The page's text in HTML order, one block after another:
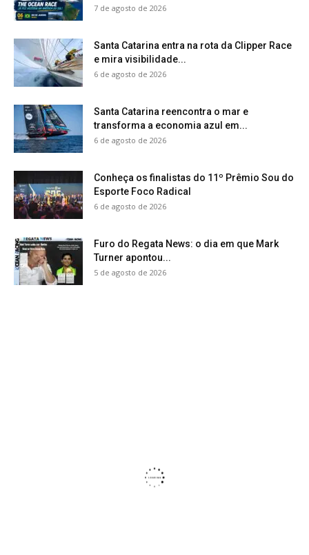
7 de agosto de 2026
Santa Catarina entra na rota da Clipper Race
e mira visibilidade...
6 de agosto de 2026
Santa Catarina reencontra o mar e
transforma a economia azul em...
6 de agosto de 2026
Conheça os finalistas do 11º Prêmio Sou do
Esporte Foco Radical
6 de agosto de 2026
Furo do Regata News: o dia em que Mark
Turner apontou...
5 de agosto de 2026